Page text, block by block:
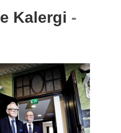
Kalergi -